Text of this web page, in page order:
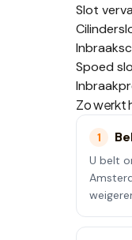
Slot
Spoed
Zo werkt
1
U belt